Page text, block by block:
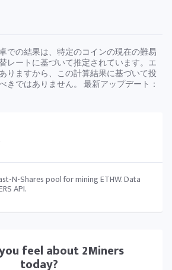
N-Shares pool for mining ETHW. Data
API.
feel about2Miners
today?
での結果は、特定のコインの現在の難易
レートに基づいて推定されています。エ
りますから、この計算結果に基づいて投
きではありません。 最新アップデート：